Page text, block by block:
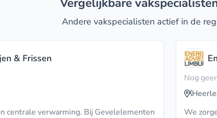
Andere vakspecialisten actief in de
& Frissen
centrale verwarming. Bij Gevelelementen
Nog
We